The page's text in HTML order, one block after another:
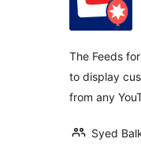
The Feeds
to display
from any
Syed